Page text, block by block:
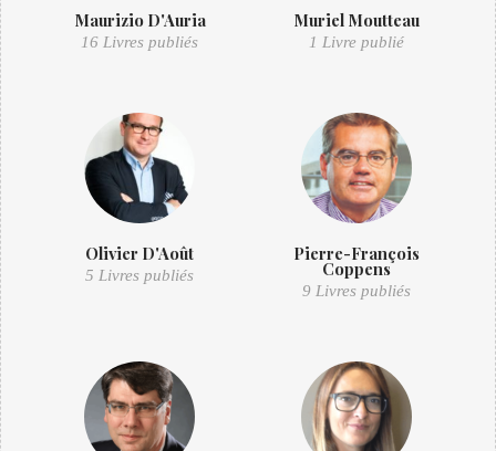
Maurizio D'Auria
16 Livres publiés
Muriel Moutteau
1 Livre publié
Olivier D'Août
5 Livres publiés
Pierre-François
Coppens
9 Livres publiés